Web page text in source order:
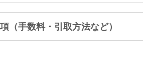
（手数料・引取方法など）